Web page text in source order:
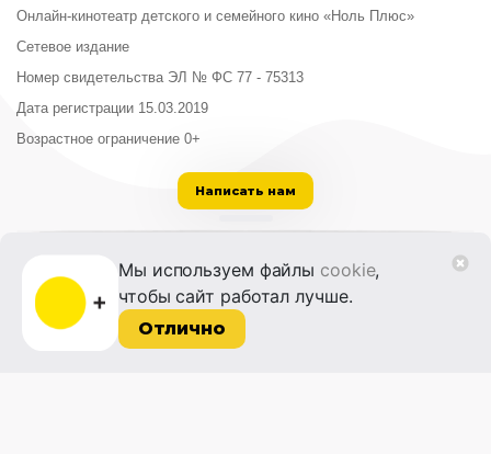
Мы используем файлы cookie,
чтобы сайт работал лучше.
Отлично
Онлайн-кинотеатр детского и семейного кино «Ноль Плюс»
Сетевое издание
Номер свидетельства ЭЛ № ФС 77 - 75313
Дата регистрации 15.03.2019
Возрастное ограничение 0+
Написать нам
ООО «Институт развития кино и медиа»
Лицензия на образовательную деятельность
№ Л035-01215-72/00614094 от 30 августа
2022 г.
© 2014-2026 Фонд «Жизнь и Дело»